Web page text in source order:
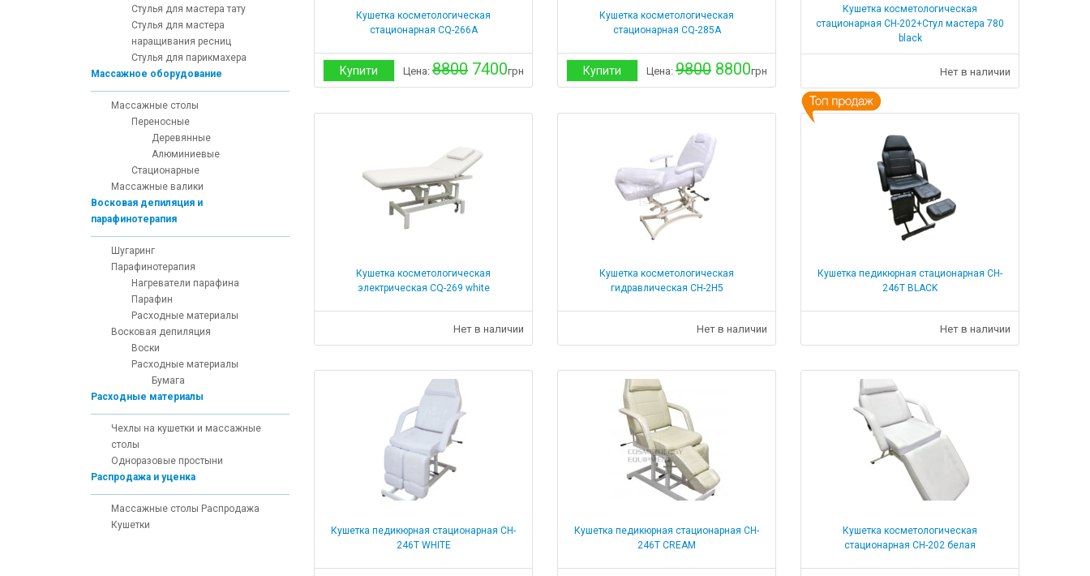
Стулья для мастера тату
Стулья для мастера
наращивания ресниц
Стулья для парикмахера
Массажное оборудование
Массажные столы
Переносные
Деревянные
Алюминиевые
Стационарные
Массажные валики
Восковая депиляция и
парафинотерапия
Шугаринг
Парафинотерапия
Нагреватели парафина
Парафин
Расходные материалы
Восковая депиляция
Воски
Расходные материалы
Бумага
Расходные материалы
Чехлы на кушетки и массажные
столы
Одноразовые простыни
Распродажа и уценка
Массажные столы Распродажа
Кушетки
Кушетка косметологическая
стационарная CQ-266A
Купити Цена: 8800 7400грн
Кушетка косметологическая
стационарная CQ-285A
Купити Цена: 9800 8800грн
Кушетка косметологическая
стационарная СН-202+Стул мастера 780
black
Нет в наличии
Кушетка косметологическая
электрическая CQ-269 white
Нет в наличии
Кушетка косметологическая
гидравлическая CH-2H5
Нет в наличии
Кушетка педикюрная стационарная CH-
246Т BLACK
Нет в наличии
Кушетка педикюрная стационарная CH-
246Т WHITE
Кушетка педикюрная стационарная CH-
246Т CREAM
Кушетка косметологическая
стационарная СН-202 белая